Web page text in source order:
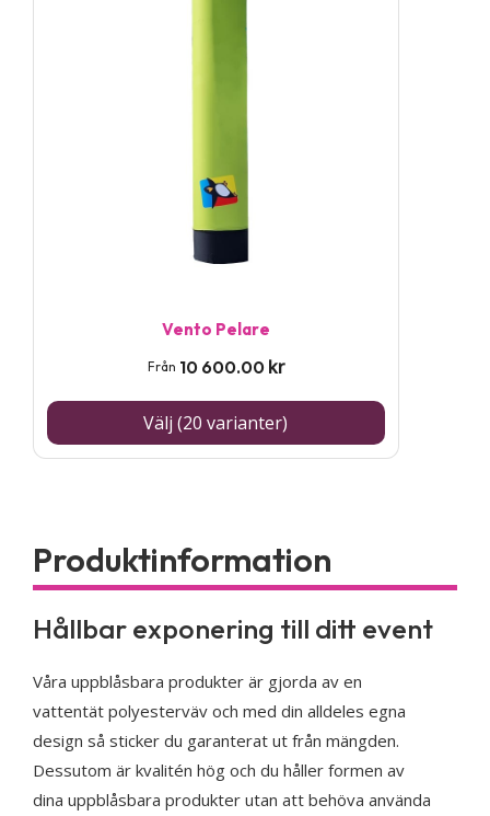
Vento Pelare
Från 10 600.00 kr
Välj (20 varianter)
produktsidan
Hållbar exponering till ditt event
Våra uppblåsbara produkter är gjorda av en
vattentät polyesterväv och med din alldeles egna
design så sticker du garanterat ut från mängden.
Dessutom är kvalitén hög och du håller formen av
dina uppblåsbara produkter utan att behöva använda